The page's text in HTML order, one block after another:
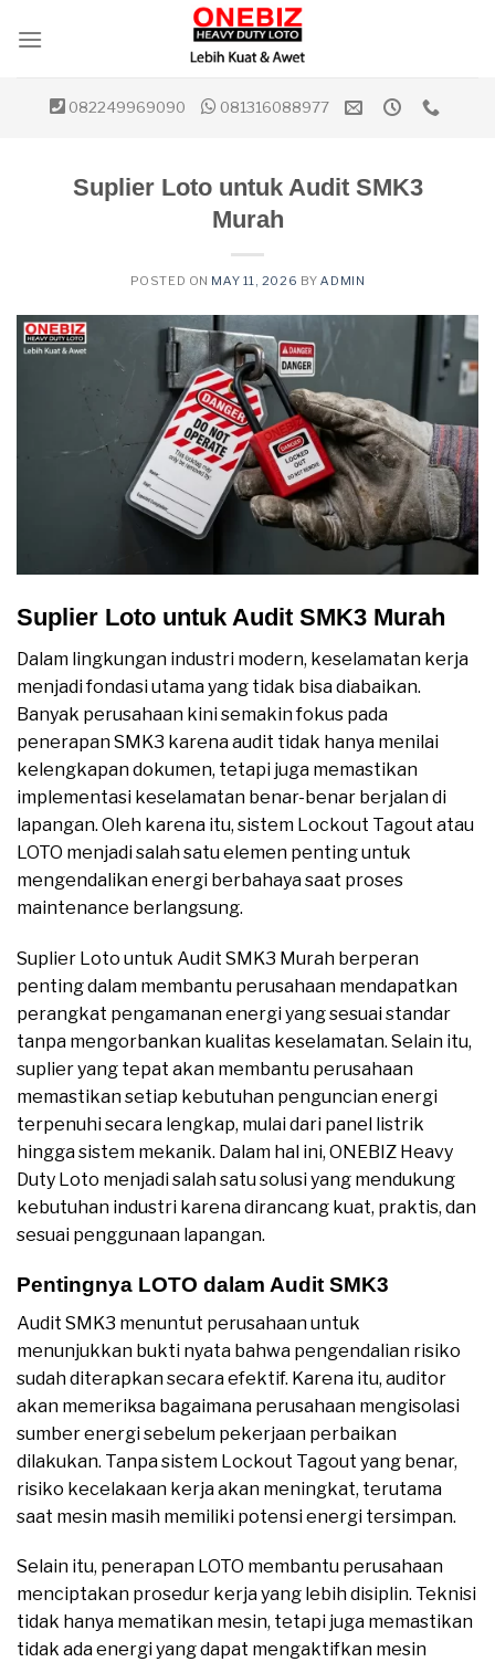
082249969090 081316088977
Suplier Loto untuk Audit SMK3
Murah
POSTED ON MAY 11, 2026 BYADMIN
Suplier Loto untuk Audit SMK3 Murah
Dalam lingkungan industri modern, keselamatan kerja
menjadi fondasi utama yang tidak bisa diabaikan.
Banyak perusahaan kini semakin fokus pada
penerapan SMK3 karena audit tidak hanya menilai
kelengkapan dokumen, tetapi juga memastikan
implementasi keselamatan benar-benar berjalan di
lapangan. Oleh karena itu, sistem Lockout Tagout atau
LOTO menjadi salah satu elemen penting untuk
mengendalikan energi berbahaya saat proses
maintenance berlangsung.
Suplier Loto untuk Audit SMK3 Murah berperan
penting dalam membantu perusahaan mendapatkan
perangkat pengamanan energi yang sesuai standar
tanpa mengorbankan kualitas keselamatan. Selain itu,
suplier yang tepat akan membantu perusahaan
memastikan setiap kebutuhan penguncian energi
terpenuhi secara lengkap, mulai dari panel listrik
hingga sistem mekanik. Dalam hal ini, ONEBIZ Heavy
Duty Loto menjadi salah satu solusi yang mendukung
kebutuhan industri karena dirancang kuat, praktis, dan
sesuai penggunaan lapangan.
Pentingnya LOTO dalam Audit SMK3
Audit SMK3 menuntut perusahaan untuk
menunjukkan bukti nyata bahwa pengendalian risiko
sudah diterapkan secara efektif. Karena itu, auditor
akan memeriksa bagaimana perusahaan mengisolasi
sumber energi sebelum pekerjaan perbaikan
dilakukan. Tanpa sistem Lockout Tagout yang benar,
risiko kecelakaan kerja akan meningkat, terutama
saat mesin masih memiliki potensi energi tersimpan.
Selain itu, penerapan LOTO membantu perusahaan
menciptakan prosedur kerja yang lebih disiplin. Teknisi
tidak hanya mematikan mesin, tetapi juga memastikan
tidak ada energi yang dapat mengaktifkan mesin